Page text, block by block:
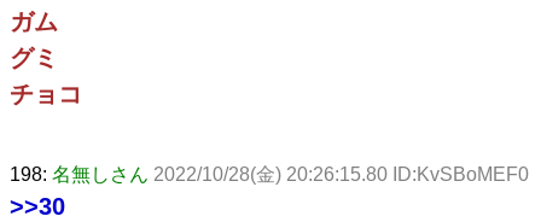
ガム
グミ
チョコ
198: 名無しさん 2022/10/28(金) 20:26:15.80 ID:KvSBoMEF0
>>30